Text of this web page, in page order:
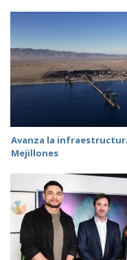
Avanza la
Mejillones